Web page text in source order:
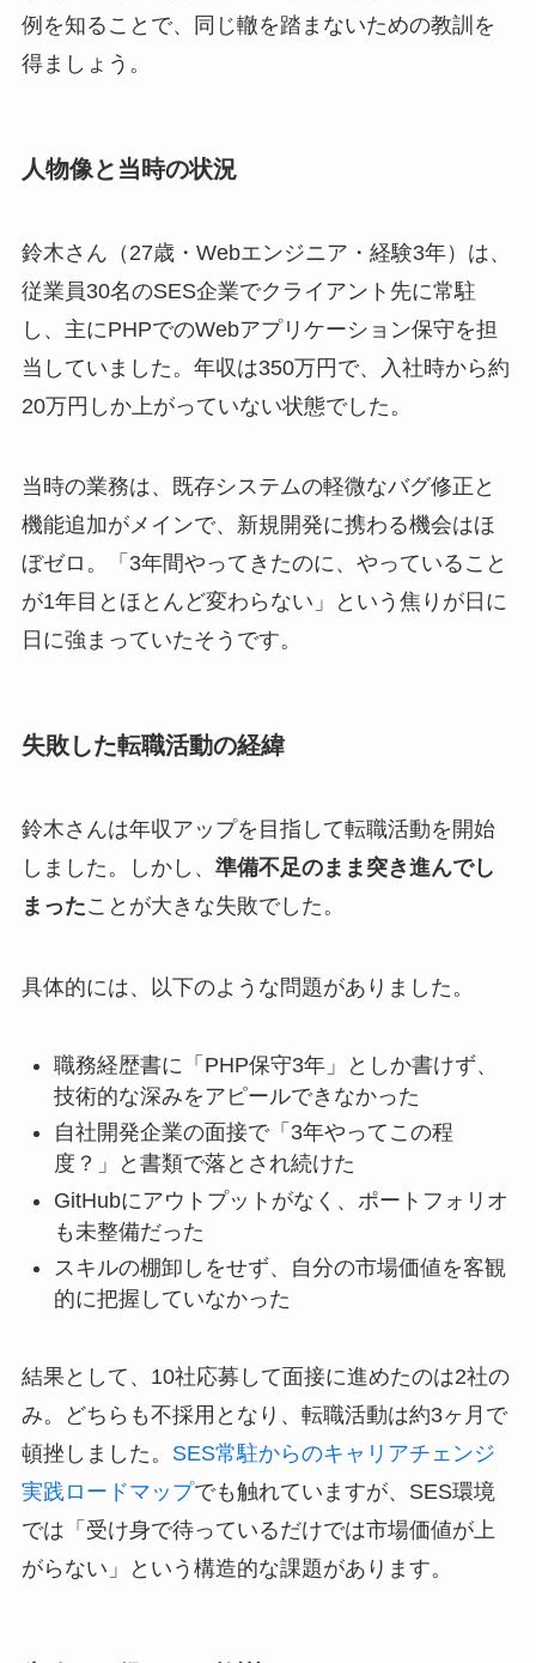
例を知ることで、同じ轍を踏まないための教訓を
得ましょう。
人物像と当時の状況
鈴木さん（27歳・Webエンジニア・経験3年）は、
従業員30名のSES企業でクライアント先に常駐
し、主にPHPでのWebアプリケーション保守を担
当していました。年収は350万円で、入社時から約
20万円しか上がっていない状態でした。
当時の業務は、既存システムの軽微なバグ修正と
機能追加がメインで、新規開発に携わる機会はほ
ぼゼロ。「3年間やってきたのに、やっていること
が1年目とほとんど変わらない」という焦りが日に
日に強まっていたそうです。
失敗した転職活動の経緯
鈴木さんは年収アップを目指して転職活動を開始
しました。しかし、 準備不足のまま突き進んでし
まったことが大きな失敗でした。
具体的には、以下のような問題がありました。
職務経歴書に「PHP保守3年」としか書けず、
技術的な深みをアピールできなかった
自社開発企業の面接で「3年やってこの程
度？」と書類で落とされ続けた
GitHubにアウトプットがなく、ポートフォリオ
も未整備だった
スキルの棚卸しをせず、自分の市場価値を客観
的に把握していなかった
結果として、10社応募して面接に進めたのは2社の
み。どちらも不採用となり、転職活動は約3ヶ月で
頓挫しました。 SES常駐からのキャリアチェンジ
実践ロードマップでも触れていますが、SES環境
では「受け身で待っているだけでは市場価値が上
がらない」という構造的な課題があります。